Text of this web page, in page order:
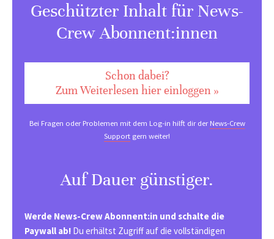
Geschützter Inhalt für News-
Crew Abonnent:innen
Schon dabei?
Zum Weiterlesen hier einloggen »
Bei Fragen oder Problemen mit dem Log-in hilft dir derNews-Crew
Support gern weiter!
Auf Dauer günstiger.
Werde News-Crew Abonnent:in und schalte die
Paywall ab! Du erhältst Zugriff auf die vollständigen